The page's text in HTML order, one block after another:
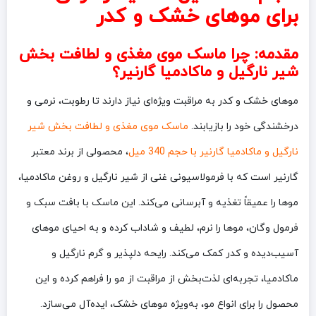
برای موهای خشک و کدر
مقدمه: چرا ماسک موی مغذی و لطافت بخش
شیر نارگیل و ماکادمیا گارنیر؟
موهای خشک و کدر به مراقبت ویژه‌ای نیاز دارند تا رطوبت، نرمی و
درخشندگی خود را بازیابند. ماسک موی مغذی و لطافت بخش شیر
نارگیل و ماکادمیا گارنیر با حجم 340 میل
، محصولی از برند معتبر
گارنیر است که با فرمولاسیونی غنی از شیر نارگیل و روغن ماکادمیا،
موها را عمیقاً تغذیه و آبرسانی می‌کند. این ماسک با بافت سبک و
فرمول وگان، موها را نرم، لطیف و شاداب کرده و به احیای موهای
آسیب‌دیده و کدر کمک می‌کند. رایحه دلپذیر و گرم نارگیل و
ماکادمیا، تجربه‌ای لذت‌بخش از مراقبت از مو را فراهم کرده و این
محصول را برای انواع مو، به‌ویژه موهای خشک، ایده‌آل می‌سازد.